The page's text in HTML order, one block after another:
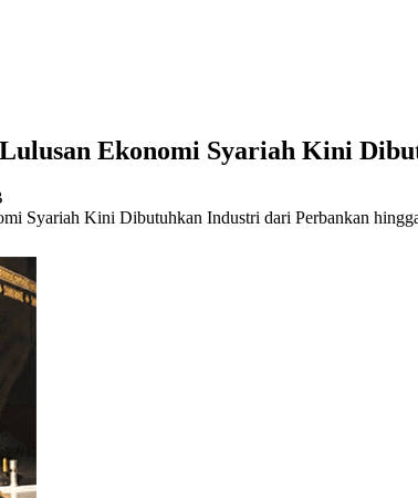
Ekonomi Syariah Kini